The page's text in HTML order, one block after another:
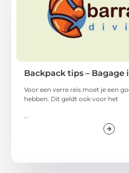
Backpack tips – Bagage
Voor een verre reis moet je een
hebben. Dit geldt ook voor het